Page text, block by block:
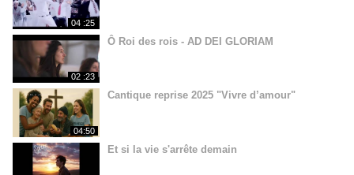
04 :25
02 :23
Ô Roi des rois - AD DEI GLORIAM
04:50
Cantique reprise 2025 "Vivre d’amour"
Et si la vie s'arrête demain